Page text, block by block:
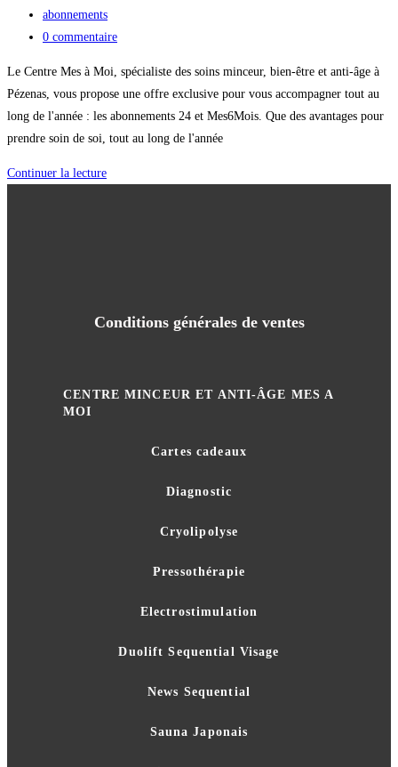
abonnements
0 commentaire
Le Centre Mes à Moi, spécialiste des soins minceur, bien-être et anti-âge à
Pézenas, vous propose une offre exclusive pour vous accompagner tout au
long de l'année : les abonnements 24 et Mes6Mois. Que des avantages pour
prendre soin de soi, tout au long de l'année
Continuer la lecture
Conditions générales de ventes
CENTRE MINCEUR ET ANTI-ÂGE MES A
MOI
Cartes cadeaux
Diagnostic
Cryolipolyse
Pressothérapie
Electrostimulation
Duolift Sequential Visage
News Sequential
Sauna Japonais